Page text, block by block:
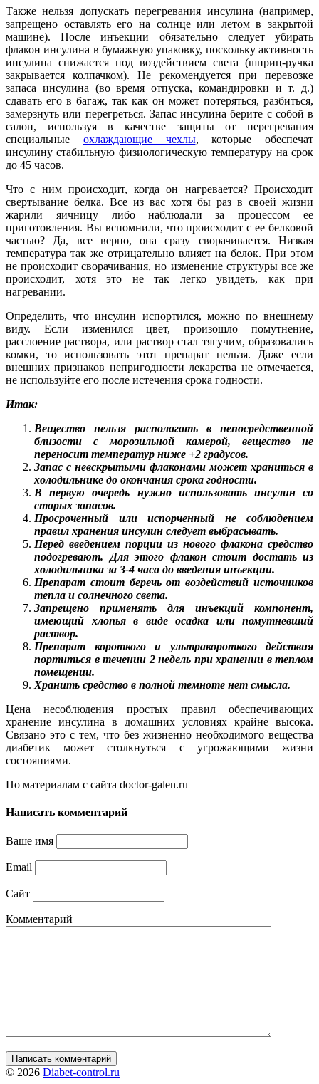
Также нельзя допускать перегревания инсулина (например,
запрещено оставлять его на солнце или летом в закрытой
машине). После инъекции обязательно следует убирать
флакон инсулина в бумажную упаковку, поскольку активность
инсулина снижается под воздействием света (шприц-ручка
закрывается колпачком). Не рекомендуется при перевозке
запаса инсулина (во время отпуска, командировки и т. д.)
сдавать его в багаж, так как он может потеряться, разбиться,
замерзнуть или перегреться. Запас инсулина берите с собой в
салон, используя в качестве защиты от перегревания
специальные охлаждающие чехлы, которые обеспечат
инсулину стабильную физиологическую температуру на срок
до 45 часов.
Что с ним происходит, когда он нагревается? Происходит
свертывание белка. Все из вас хотя бы раз в своей жизни
жарили яичницу либо наблюдали за процессом ее
приготовления. Вы вспомнили, что происходит с ее белковой
частью? Да, все верно, она сразу сворачивается. Низкая
температура так же отрицательно влияет на белок. При этом
не происходит сворачивания, но изменение структуры все же
происходит, хотя это не так легко увидеть, как при
нагревании.
Определить, что инсулин испортился, можно по внешнему
виду. Если изменился цвет, произошло помутнение,
расслоение раствора, или раствор стал тягучим, образовались
комки, то использовать этот препарат нельзя. Даже если
внешних признаков непригодности лекарства не отмечается,
не используйте его после истечения срока годности.
Итак:
Вещество нельзя располагать в непосредственной
близости с морозильной камерой, вещество не
переносит температур ниже +2 градусов.
Запас с невскрытыми флаконами может храниться в
холодильнике до окончания срока годности.
В первую очередь нужно использовать инсулин со
старых запасов.
Просроченный или испорченный не соблюдением
правил хранения инсулин следует выбрасывать.
Перед введением порции из нового флакона средство
подогревают. Для этого флакон стоит достать из
холодильника за 3-4 часа до введения инъекции.
Препарат стоит беречь от воздействий источников
тепла и солнечного света.
Запрещено применять для инъекций компонент,
имеющий хлопья в виде осадка или помутневший
раствор.
Препарат короткого и ультракороткого действия
портиться в течении 2 недель при хранении в теплом
помещении.
Хранить средство в полной темноте нет смысла.
Цена несоблюдения простых правил обеспечивающих
хранение инсулина в домашних условиях крайне высока.
Связано это с тем, что без жизненно необходимого вещества
диабетик может столкнуться с угрожающими жизни
состояниями.
По материалам с сайта doctor-galen.ru
Написать комментарий
Ваше имя
Email
Сайт
Комментарий
© 2026 Diabet-control.ru